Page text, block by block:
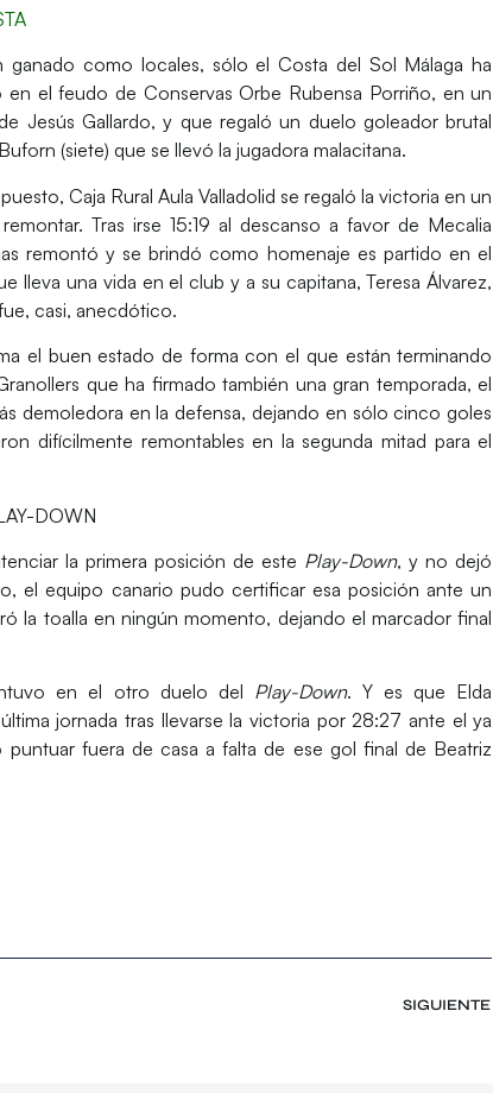
ganado como locales, sólo elCosta del Sol Málaga ha
en el feudo de Conservas Orbe Rubensa Porriño, en un
Jesús Gallardo, y que regaló un duelo goleador brutal
(siete) que se llevó la jugadora malacitana.
Caja Rural Aula Valladolid se regaló la victoria en un
Tras irse 15:19 al descanso a favor de Mecalia
remontó y se brindó como homenaje es partido en el
lleva una vida en el club y a su capitana,Teresa Álvarez,
casi, anecdótico.
el buen estado de forma con el que están terminando
que ha firmado también una gran temporada, el
demoledora en la defensa, dejando en sólo cinco goles
difícilmente remontables en la segunda mitad para el
DOWN
la primera posición de este Play-Down, y no dejó
el equipo canario pudo certificar esa posición ante un
la toalla en ningún momento, dejando el marcador final
en el otro duelo del Play-Down. Y es que Elda
jornada tras llevarse la victoria por 28:27 ante el ya
puntuar fuera de casa a falta de ese gol final de Beatriz
SIGUIENTE